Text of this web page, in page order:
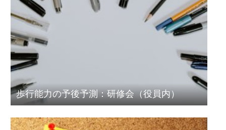
歩行能力の予後予測：研修会（役員内）